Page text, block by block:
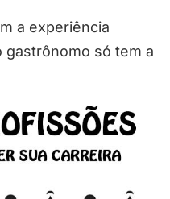
a experiência
gastrônomo só tem a